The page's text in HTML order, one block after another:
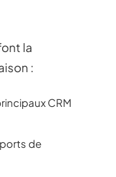
la
:
CRM
de